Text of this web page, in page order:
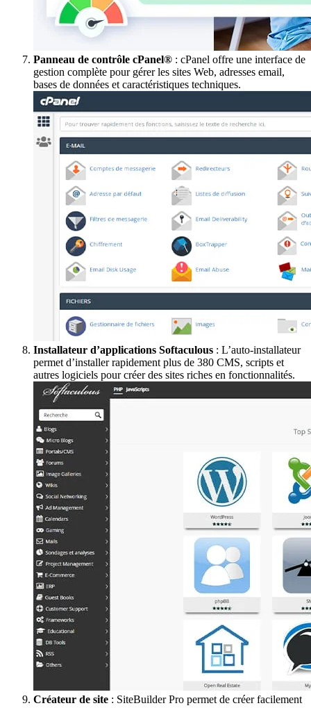
Panneau de contrôle cPanel® : cPanel offre une interface de
gestion complète pour gérer les sites Web, adresses email,
bases de données et caractéristiques techniques.
Installateur d’applications Softaculous : L’auto-installateur
permet d’installer rapidement plus de 380 CMS, scripts et
autres logiciels pour créer des sites riches en fonctionnalités.
Créateur de site : SiteBuilder Pro permet de créer facilement